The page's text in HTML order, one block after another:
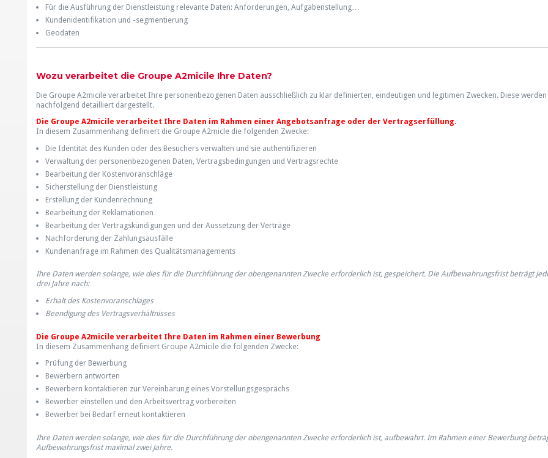
Für die Ausführung der Dienstleistung relevante Daten: Anforderungen, Aufgabenstellung…
Kundenidentifikation und -segmentierung
Geodaten
Wozu verarbeitet die Groupe A2micile Ihre Daten?
Die Groupe A2micile verarbeitet Ihre personenbezogenen Daten ausschließlich zu klar definierten, eindeutigen und legitimen Zwecken. Diese werden
nachfolgend detailliert dargestellt.
Die Groupe A2micile verarbeitet Ihre Daten im Rahmen einer Angebotsanfrage oder der Vertragserfüllung.
In diesem Zusammenhang definiert die Groupe A2micle die folgenden Zwecke:
Die Identität des Kunden oder des Besuchers verwalten und sie authentifizieren
Verwaltung der personenbezogenen Daten, Vertragsbedingungen und Vertragsrechte
Bearbeitung der Kostenvoranschläge
Sicherstellung der Dienstleistung
Erstellung der Kundenrechnung
Bearbeitung der Reklamationen
Bearbeitung der Vertragskündigungen und der Aussetzung der Verträge
Nachforderung der Zahlungsausfälle
Kundenanfrage im Rahmen des Qualitätsmanagements
Ihre Daten werden solange, wie dies für die Durchführung der obengenannten Zwecke erforderlich ist, gespeichert. Die Aufbewahrungsfrist beträgt
drei Jahre nach:
Erhalt des Kostenvoranschlages
Beendigung des Vertragsverhältnisses
Die Groupe A2micile verarbeitet Ihre Daten im Rahmen einer Bewerbung
In diesem Zusammenhang definiert Groupe A2micile die folgenden Zwecke:
Prüfung der Bewerbung
Bewerbern antworten
Bewerbern kontaktieren zur Vereinbarung eines Vorstellungsgesprächs
Bewerber einstellen und den Arbeitsvertrag vorbereiten
Bewerber bei Bedarf erneut kontaktieren
Ihre Daten werden solange, wie dies für die Durchführung der obengenannten Zwecke erforderlich ist, aufbewahrt. Im Rahmen einer Bewerbung
Aufbewahrungsfrist maximal zwei Jahre.